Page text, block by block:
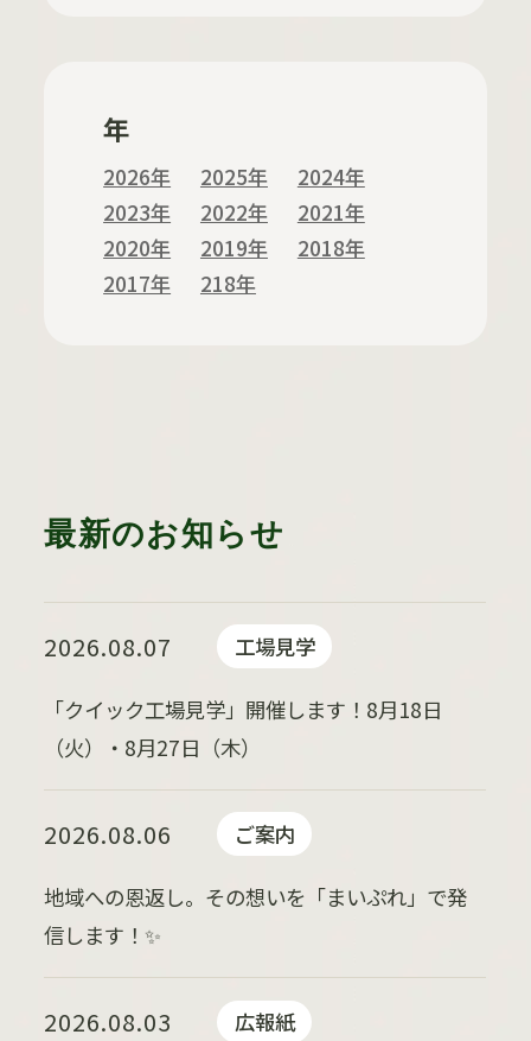
年
2026年 2025年
2024年
2023年
2022年
2021年
2020年
2019年
2018年
2017年
218年
最新のお知らせ
2026.08.07 工場見学
「クイック工場見学」開催します！8月18日
（火）・8月27日（木）
2026.08.06 ご案内
地域への恩返し。その想いを「まいぷれ」で発
信します！✨
2026.08.03 広報紙